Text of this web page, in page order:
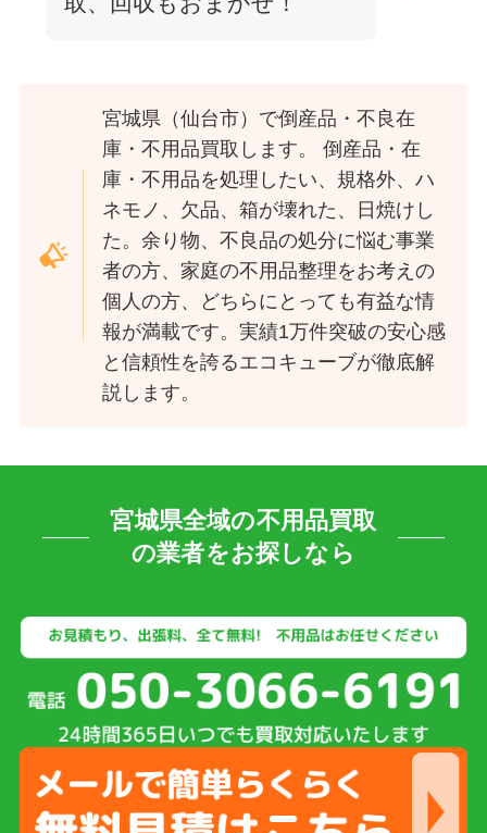
宮城県（仙台市）で倒産品・不良在
庫・不用品買取します。 倒産品・在
庫・不用品を処理したい、規格外、ハ
ネモノ、欠品、箱が壊れた、日焼けし
た。余り物、不良品の処分に悩む事業
者の方、家庭の不用品整理をお考えの
個人の方、どちらにとっても有益な情
報が満載です。実績1万件突破の安心感
と信頼性を誇るエコキューブが徹底解
説します。
宮城県全域の不用品買取
の業者をお探しなら